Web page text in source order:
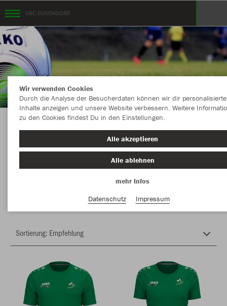
USC EUGENDORF
KOLLEKTION USC EUGENDORF powered by
11teamsports
Farbe
Wir verwenden Cookies
Durch die Analyse der Besucherdaten können wir dir personalisierte
Inhalte anzeigen und unsere Website verbessern. Weitere
zu den Cookies findest Du in den Einstellungen.
Alle akzeptieren
Alle ablehnen
mehr Infos
Datenschutz
Impressum